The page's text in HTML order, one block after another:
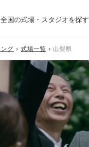
全国の式場・スタジオを探す
グ 式場一覧 山梨県